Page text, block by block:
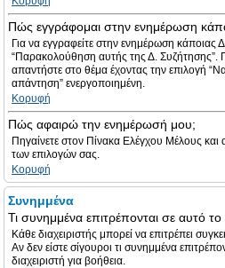
Πώς εγγράφομαι στην ενημέρωση
Για να εγγραφείτε στην ενημέρωση κάποιας
“Παρακολούθηση αυτής της Δ. Συζήτησης”.
απαντήστε στο θέμα έχοντας την επιλογή
απάντηση” ενεργοποιημένη.
Κορυφή
Πώς αφαιρώ την ενημέρωσή μου;
Πηγαίνετε στον Πίνακα Ελέγχου Μέλους
των επιλογών σας.
Κορυφή
Συνημμένα
Τι συνημμένα επιτρέπονται σε αυτό
Κάθε διαχειριστής μπορεί να επιτρέπει
Αν δεν είστε σίγουροι τι συνημμένα
διαχειριστή για βοήθεια.